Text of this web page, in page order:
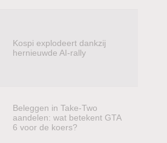
Kospi explodeert dankzij
hernieuwde AI-rally
Beleggen in Take-Two
aandelen: wat betekent GTA
6 voor de koers?